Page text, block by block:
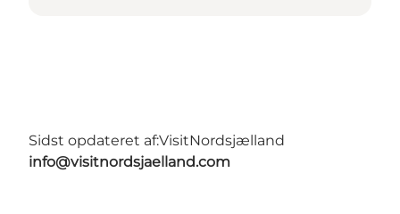
Sidst opdateret af:VisitNordsjælland
info@visitnordsjaelland.com